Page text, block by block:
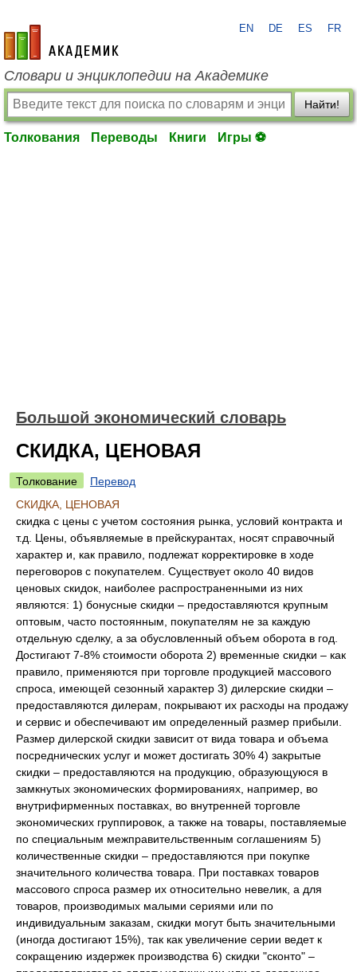
academic.ru
EN DE ES FR
Словари и энциклопедии на Академике
Найти!
Толкования Переводы Книги Игры ⚽
Большой экономический словарь
СКИДКА, ЦЕНОВАЯ
Толкование
Перевод
СКИДКА, ЦЕНОВАЯ
скидка с цены с учетом состояния рынка, условий контракта и
т.д. Цены, объявляемые в прейскурантах, носят справочный
характер и, как правило, подлежат корректировке в ходе
переговоров с покупателем. Существует около 40 видов
ценовых скидок, наиболее распространенными из них
являются: 1) бонусные скидки – предоставляются крупным
оптовым, часто постоянным, покупателям не за каждую
отдельную сделку, а за обусловленный объем оборота в год.
Достигают 7-8% стоимости оборота 2) временные скидки – как
правило, применяются при торговле продукцией массового
спроса, имеющей сезонный характер 3) дилерские скидки –
предоставляются дилерам, покрывают их расходы на продажу
и сервис и обеспечивают им определенный размер прибыли.
Размер дилерской скидки зависит от вида товара и объема
посреднических услуг и может достигать 30% 4) закрытые
скидки – предоставляются на продукцию, образующуюся в
замкнутых экономических формированиях, например, во
внутрифирменных поставках, во внутренней торговле
экономических группировок, а также на товары, поставляемые
по специальным межправительственным соглашениям 5)
количественные скидки – предоставляются при покупке
значительного количества товара. При поставках товаров
массового спроса размер их относительно невелик, а для
товаров, производимых малыми сериями или по
индивидуальным заказам, скидки могут быть значительными
(иногда достигают 15%), так как увеличение серии ведет к
сокращению издержек производства 6) скидки "сконто" –